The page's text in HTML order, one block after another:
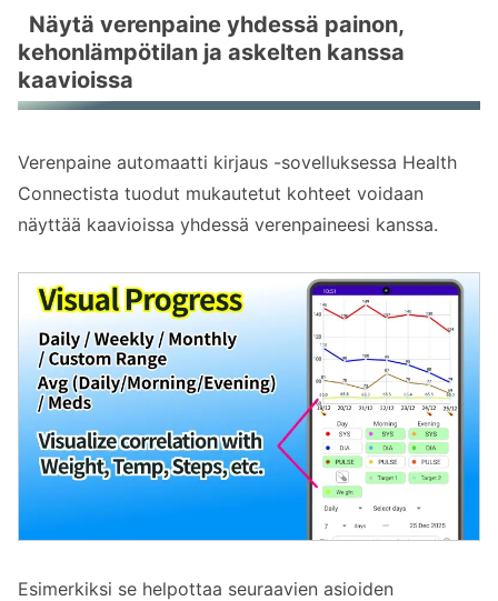
Näytä verenpaine yhdessä painon,
kehonlämpötilan ja askelten kanssa
kaavioissa
Verenpaine automaatti kirjaus -sovelluksessa Health
Connectista tuodut mukautetut kohteet voidaan
näyttää kaavioissa yhdessä verenpaineesi kanssa.
Esimerkiksi se helpottaa seuraavien asioiden